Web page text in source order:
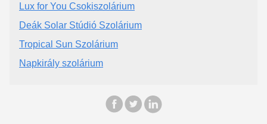
Lux for You Csokiszolárium
Deák Solar Stúdió Szolárium
Tropical Sun Szolárium
Napkirály szolárium